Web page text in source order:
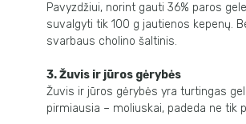
Pavyzdžiui, norint gauti 36% paros
suvalgyti tik 100 g jautienos kepenų.
svarbaus cholino šaltinis.
3. Žuvis ir jūros gėrybės
Žuvis ir jūros gėrybės yra turtingas
pirmiausia – moliuskai, padeda ne tik